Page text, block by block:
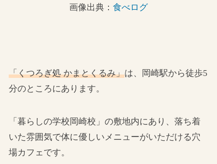
画像出典： 食べログ
「くつろぎ処 かまとくるみ」は、岡崎駅から徒歩5
分のところにあります。
「暮らしの学校岡崎校」の敷地内にあり、落ち着
いた雰囲気で体に優しいメニューがいただける穴
場カフェです。